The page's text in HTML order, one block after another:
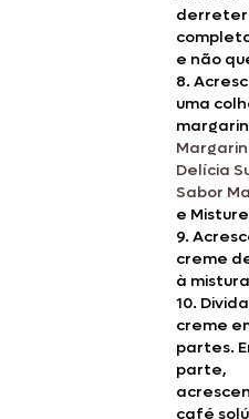
derreter
e não
8.
uma
Delícia
Sabor
e
9.
creme
à
10.
creme
partes.
parte,
café